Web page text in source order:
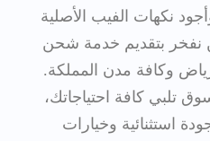
نكهات الفيب الأصلية
نفخر بتقديم خدمة شحن
وكافة مدن المملكة.
تلبي كافة احتياجاتك،
استثنائية وخيارات